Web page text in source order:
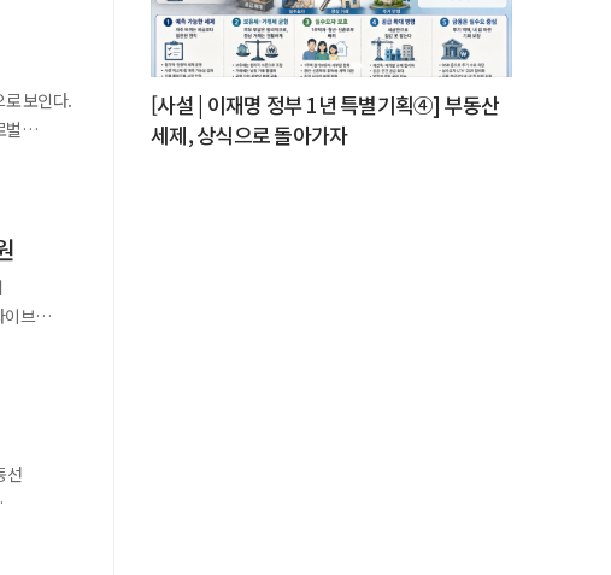
계획대로
이에
로
발사업자
건설은
업의
보인다.
벌
에 달할
되는
부가
고수익
어려운
이브
출을
성,
선
고
[사설 | 이재명 정부 1년 특별기획④] 부동산
세제, 상식으로 돌아가자